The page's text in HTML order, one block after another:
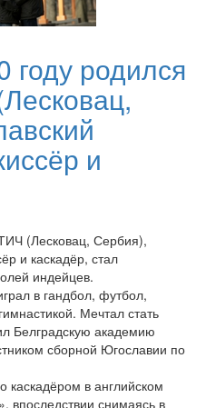
году родился
и
(Лесковац, Сербия),
и каскадёр, стал
индейцев.
в гандбол, футбол,
Мечтал стать
Белградскую академию
сборной Югославии по
каскадёром в английском
впоследствии снимаясь в